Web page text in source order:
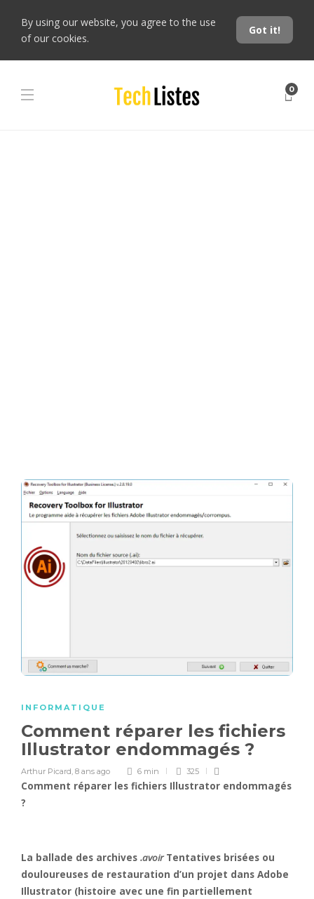
By using our website, you agree to the use
of our cookies.
Got it!
0
INFORMATIQUE
Comment réparer les fichiers
Illustrator endommagés ?
Arthur Picard, 8 ans ago 6 min 325
Comment réparer les fichiers Illustrator endommagés
?
La ballade des archives .avoirTentatives brisées ou
douloureuses de restauration d’un projet dans Adobe
Illustrator (histoire avec une fin partiellement